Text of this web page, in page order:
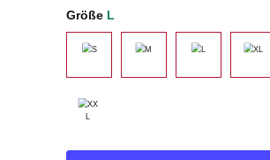
Größe L